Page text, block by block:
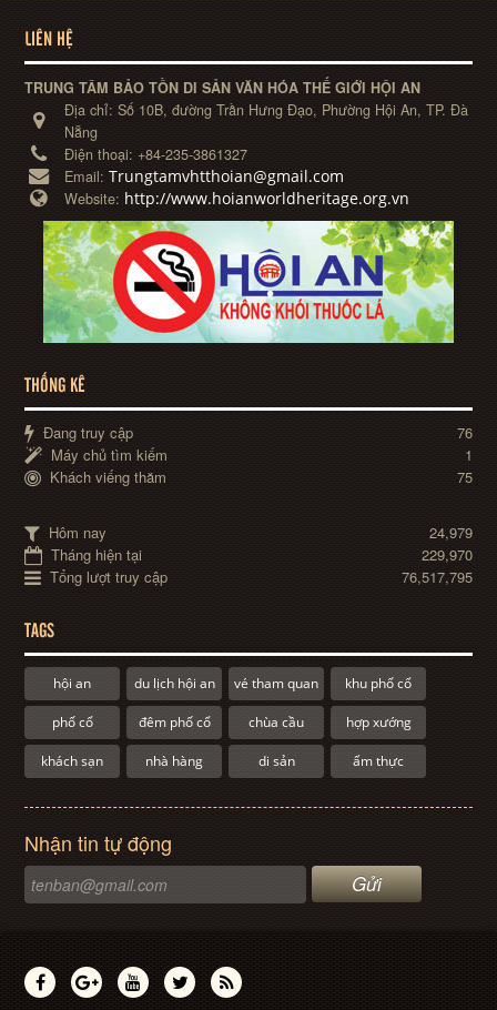
LIÊN HỆ
TRUNG TÂM BẢO TỒN DI SẢN VĂN HÓA THẾ GIỚI HỘI AN
Địa chỉ:Số 10B, đường Trần Hưng Đạo, Phường Hội An, TP. Đà
Nẵng
Điện thoại: +84-235-3861327
Email:Trungtamvhtthoian@gmail.com
Website: http://www.hoianworldheritage.org.vn
THỐNG KÊ
Đang truy cập
76
Máy chủ tìm kiếm
1
Khách viếng thăm
75
Hôm nay
24,979
Tháng hiện tại
229,970
Tổng lượt truy cập
76,517,795
TAGS
hội an du lịch hội an vé tham quan khu phố cổ
phố cổ đêm phố cổ chùa cầu hợp xướng
khách sạn nhà hàng di sản ẩm thực
Nhận tin tự động